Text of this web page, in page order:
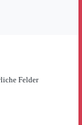
Felder